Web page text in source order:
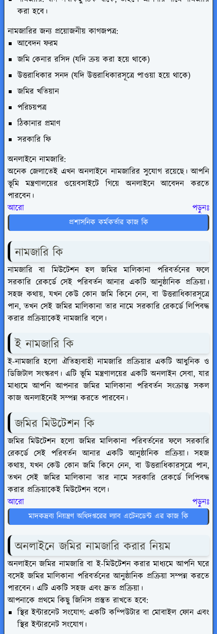
করা হবে।
নামজারির জন্য প্রয়োজনীয় কাগজপত্র:
আবেদন ফরম
জমি কেনার রসিদ (যদি ক্রয় করা হয়ে থাকে)
উত্তরাধিকার সনদ (যদি উত্তরাধিকারসূত্রে পাওয়া হয়ে থাকে)
জমির খতিয়ান
পরিচয়পত্র
ঠিকানার প্রমাণ
সরকারি ফি
অনলাইনে নামজারি:
অনেক জেলাতেই এখন অনলাইনে নামজারির সুযোগ রয়েছে। আপনি
ভূমি মন্ত্রণালয়ের ওয়েবসাইটে গিয়ে অনলাইনে আবেদন করতে
পারবেন।
আরো পড়ুনঃ
প্রশাসনিক কর্মকর্তার কাজ কি
নামজারি কি
নামজারি বা মিউটেশন হল জমির মালিকানা পরিবর্তনের ফলে
সরকারি রেকর্ডে সেই পরিবর্তন আনার একটি আনুষ্ঠানিক প্রক্রিয়া।
সহজ কথায়, যখন কেউ কোন জমি কিনে নেন, বা উত্তরাধিকারসূত্রে
পান, তখন সেই জমির মালিকানা তার নামে সরকারি রেকর্ডে লিপিবদ্ধ
করার প্রক্রিয়াকেই নামজারি বলে।
ই নামজারি কি
ই-নামজারি হলো ঐতিহ্যবাহী নামজারি প্রক্রিয়ার একটি আধুনিক ও
ডিজিটাল সংস্করণ। এটি ভূমি মন্ত্রণালয়ের একটি অনলাইন সেবা, যার
মাধ্যমে আপনি আপনার জমির মালিকানা পরিবর্তন সংক্রান্ত সকল
কাজ অনলাইনেই সম্পন্ন করতে পারবেন।
জমির মিউটেশন কি
জমির মিউটেশন হলো জমির মালিকানা পরিবর্তনের ফলে সরকারি
রেকর্ডে সেই পরিবর্তন আনার একটি আনুষ্ঠানিক প্রক্রিয়া। সহজ
কথায়, যখন কেউ কোন জমি কিনে নেন, বা উত্তরাধিকারসূত্রে পান,
তখন সেই জমির মালিকানা তার নামে সরকারি রেকর্ডে লিপিবদ্ধ
করার প্রক্রিয়াকেই মিউটেশন বলে।
আরো পড়ুনঃ
মাদকদ্রব্য নিয়ন্ত্রণ অধিদপ্তরের ল্যাব এটেনডেন্ট এর কাজ কি
অনলাইনে জমির নামজারি করার নিয়ম
অনলাইনে জমির নামজারি বা ই-মিউটেশন করার মাধ্যমে আপনি ঘরে
বসেই জমির মালিকানা পরিবর্তনের আনুষ্ঠানিক প্রক্রিয়া সম্পন্ন করতে
পারবেন। এটি একটি সহজ এবং দ্রুত প্রক্রিয়া।
আপনাকে প্রথমে কিছু জিনিস প্রস্তুত রাখতে হবে:
স্থির ইন্টারনেট সংযোগ: একটি কম্পিউটার বা মোবাইল ফোন এবং
স্থির ইন্টারনেট সংযোগ।